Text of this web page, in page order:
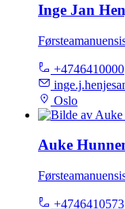
Inge Jan
+4746410000
Oslo
Auke
+4746410573